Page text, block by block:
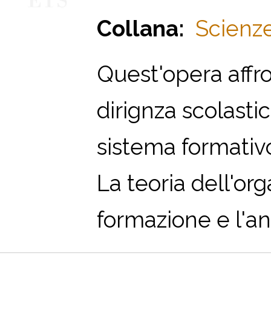
Collana:
Quest'opera
dirignza
sistema
La teoria
formazione e